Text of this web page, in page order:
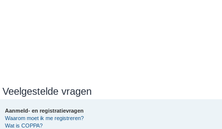
Veelgestelde vragen
Aanmeld- en registratievragen
Waarom moet ik me registreren?
Wat is COPPA?